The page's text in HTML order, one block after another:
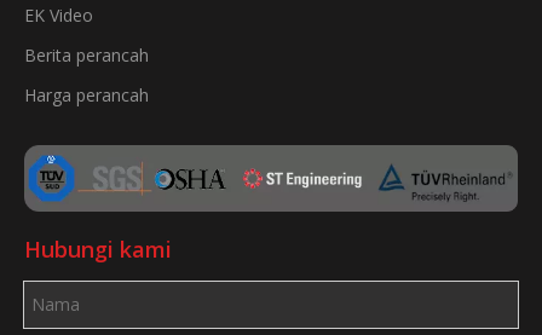
EK Video
Berita perancah
Harga perancah
Hubungi kami